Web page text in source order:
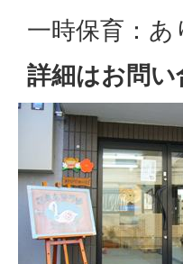
一時保育：あ
詳細はお問